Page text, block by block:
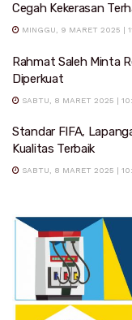
Cegah Kekerasan
MINGGU, 9 MARET 2025 |
Rahmat Saleh Minta
Diperkuat
SABTU, 8 MARET 2025 |
Standar FIFA,
Kualitas Terbaik
SABTU, 8 MARET 2025 |